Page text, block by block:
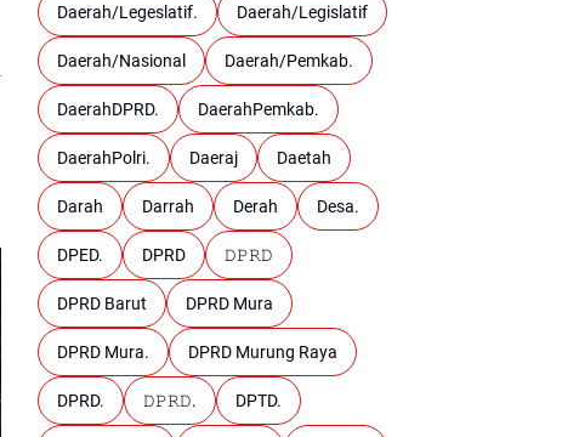
Daerah/Legeslatif. Daerah/Legislatif
Daerah/Nasional Daerah/Pemkab.
DaerahDPRD. DaerahPemkab.
DaerahPolri. Daeraj Daetah
Darah Darrah Derah Desa.
DPED. DPRD 𝙳𝙿𝚁𝙳
DPRD Barut DPRD Mura
DPRD Mura. DPRD Murung Raya
DPRD. 𝙳𝙿𝚁𝙳. DPTD.